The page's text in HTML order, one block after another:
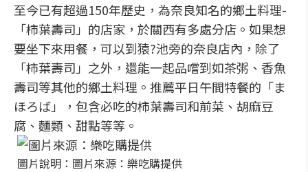
至今已有超過150年歷史，為奈良知名的鄉土料理-
「柿葉壽司」的店家，於關西有多處分店。如果想
要坐下來用餐，可以到猿?池旁的奈良店內，除了
「柿葉壽司」之外，還能一起品嚐到如茶粥、香魚
壽司等其他的鄉土料理。推薦平日午間特餐的「ま
ほろば」，包含必吃的柿葉壽司和前菜、胡麻豆
腐、麵類、甜點等等。
圖片說明：圖片來源：樂吃購提供